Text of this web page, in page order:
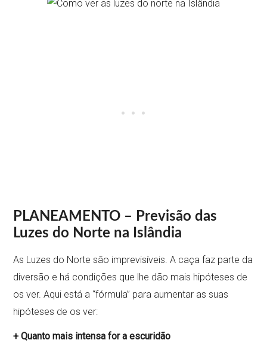
PLANEAMENTO – Previsão das
Luzes do Norte na Islândia
As Luzes do Norte são imprevisíveis. A caça faz parte da
diversão e há condições que lhe dão mais hipóteses de
os ver. Aqui está a “fórmula” para aumentar as suas
hipóteses de os ver:
+ Quanto mais intensa for a escuridão